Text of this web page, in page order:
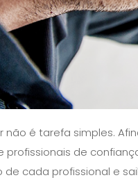
não é tarefa simples.
profissionais de
de cada profissional e